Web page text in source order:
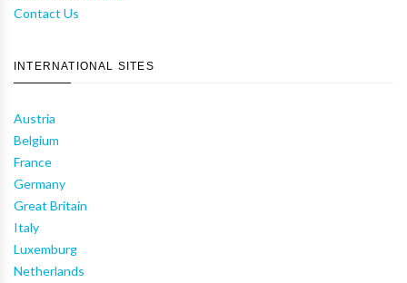
Contact Us
INTERNATIONAL SITES
Austria
Belgium
France
Germany
Great Britain
Italy
Luxemburg
Netherlands